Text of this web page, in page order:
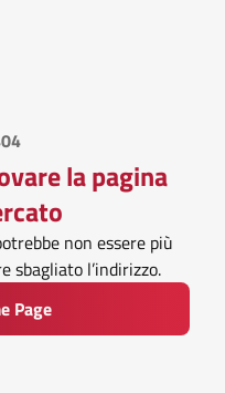
la pagina
non essere più
sbagliato l’indirizzo.
Page